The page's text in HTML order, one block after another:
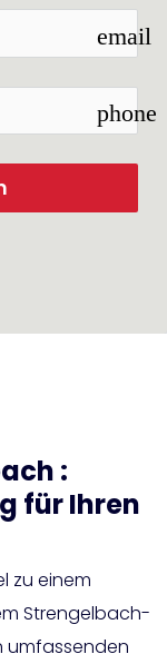
email
phone
:
für Ihren
zu einem
Strengelbach-
umfassenden